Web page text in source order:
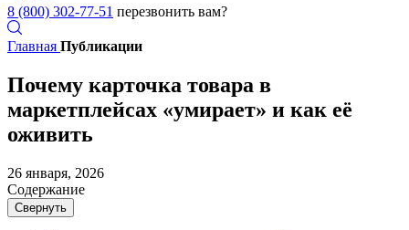
8 (800) 302-77-51 перезвонить вам?
Главная Публикации
Почему карточка товара в
маркетплейсах «умирает» и как её
оживить
26 января, 2026
Содержание
Свернуть